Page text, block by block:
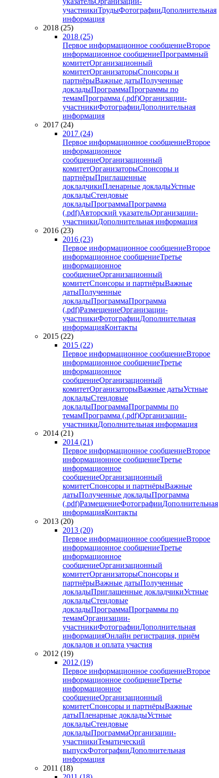
участникиТрудыФотографииДополнительная
информация
2018 (25)
2018 (25)
Первое информационное сообщениеВторое
информационное сообщениеПрограммный
комитетОрганизационный
комитетОрганизаторыСпонсоры и
партнёрыВажные датыПолученные
докладыПрограммаПрограммы по
темамПрограмма (.pdf)Организации-
участникиФотографииДополнительная
информация
2017 (24)
2017 (24)
Первое информационное сообщениеВторое
информационное
сообщениеОрганизационный
комитетОрганизаторыСпонсоры и
партнёрыПриглашенные
докладчикиПленарные докладыУстные
докладыСтендовые
докладыПрограммаПрограмма
(.pdf)Авторский указательОрганизации-
участникиДополнительная информация
2016 (23)
2016 (23)
Первое информационное сообщениеВторое
информационное сообщениеТретье
информационное
сообщениеОрганизационный
комитетСпонсоры и партнёрыВажные
датыПолученные
докладыПрограммаПрограмма
(.pdf)РазмещениеОрганизации-
участникиФотографииДополнительная
информацияКонтакты
2015 (22)
2015 (22)
Первое информационное сообщениеВторое
информационное сообщениеТретье
информационное
сообщениеОрганизационный
комитетОрганизаторыВажные датыУстные
докладыСтендовые
докладыПрограммаПрограммы по
темамПрограмма (.pdf)Организации-
участникиДополнительная информация
2014 (21)
2014 (21)
Первое информационное сообщениеВторое
информационное сообщениеТретье
информационное
сообщениеОрганизационный
комитетСпонсоры и партнёрыВажные
датыПолученные докладыПрограмма
(.pdf)РазмещениеФотографииДополнительная
информацияКонтакты
2013 (20)
2013 (20)
Первое информационное сообщениеВторое
информационное сообщениеТретье
информационное
сообщениеОрганизационный
комитетОрганизаторыСпонсоры и
партнёрыВажные датыПолученные
докладыПриглашенные докладчикиУстные
докладыСтендовые
докладыПрограммаПрограммы по
темамОрганизации-
участникиФотографииДополнительная
информацияОнлайн регистрация, приём
докладов и оплата участия
2012 (19)
2012 (19)
Первое информационное сообщениеВторое
информационное сообщениеТретье
информационное
сообщениеОрганизационный
комитетСпонсоры и партнёрыВажные
датыПленарные докладыУстные
докладыСтендовые
докладыПрограммаОрганизации-
участникиТематический
выпускФотографииДополнительная
информация
2011 (18)